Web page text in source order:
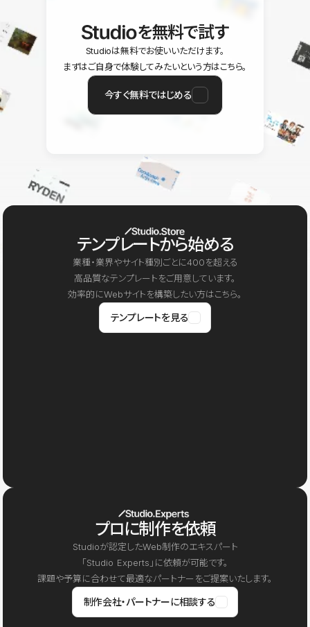
を無料で試す
Studioは無料でお使いいただけます。
まずはご自身で体験してみたいという方はこちら。
今すぐ無料ではじめる
テンプレートから始める
業種・業界やサイト種別ごとに400を超える
高品質なテンプレートをご用意しています。
効率的にWebサイトを構築したい方はこちら。
テンプレートを見る
プロに制作を依頼
Studioが認定したWeb制作のエキスパート
「Studio Experts」に依頼が可能です。
課題や予算に合わせて最適なパートナーをご提案いたします。
制作会社・パートナーに相談する